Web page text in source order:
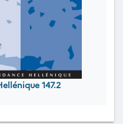
147.2